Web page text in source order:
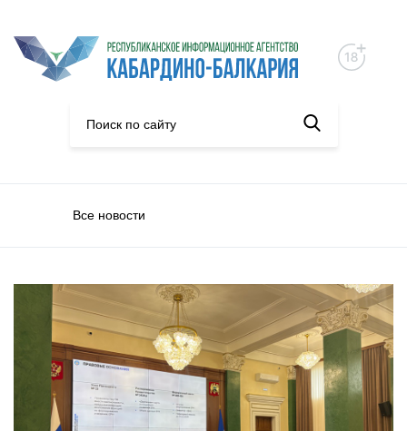
Все новости
Экономика